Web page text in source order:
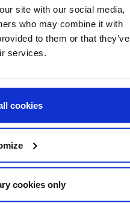
site with our social media,
who may combine it with
to them or that they’ve
services.
cookies
cookies only